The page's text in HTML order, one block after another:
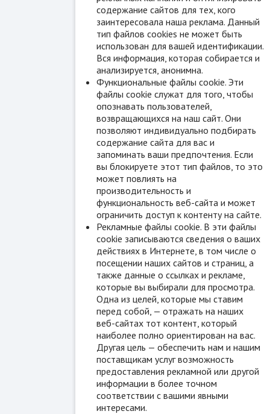
содержание сайтов для тех, кого
заинтересовала наша реклама. Данный
тип файлов cookies не может быть
использован для вашей идентификации.
Вся информация, которая собирается и
анализируется, анонимна.
Функциональные файлы cookie. Эти
файлы cookie служат для того, чтобы
опознавать пользователей,
возвращающихся на наш сайт. Они
позволяют индивидуально подбирать
содержание сайта для вас и
запоминать ваши предпочтения. Если
вы блокируете этот тип файлов, то это
может повлиять на
производительность и
функциональность веб-сайта и может
ограничить доступ к контенту на сайте.
Рекламные файлы cookie. В эти файлы
cookie записываются сведения о ваших
действиях в Интернете, в том числе о
посещении наших сайтов и страниц, а
также данные о ссылках и рекламе,
которые вы выбирали для просмотра.
Одна из целей, которые мы ставим
перед собой, — отражать на наших
веб-сайтах тот контент, который
наиболее полно ориентирован на вас.
Другая цель — обеспечить нам и нашим
поставщикам услуг возможность
предоставления рекламной или другой
информации в более точном
соответствии с вашими явными
интересами.